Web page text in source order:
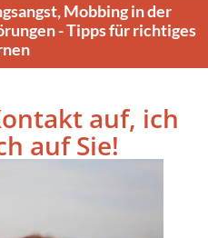
Mobbing in der
- Tipps für richtiges
auf, ich
auf Sie!